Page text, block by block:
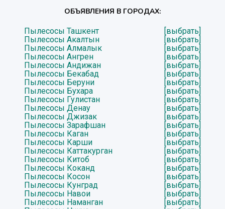
ОБЪЯВЛЕНИЯ В ГОРОДАХ:
Пылесосы Ташкент
[выбрать]
Пылесосы Акалтын
[выбрать]
Пылесосы Алмалык
[выбрать]
Пылесосы Ангрен
[выбрать]
Пылесосы Андижан
[выбрать]
Пылесосы Бекабад
[выбрать]
Пылесосы Беруни
[выбрать]
Пылесосы Бухара
[выбрать]
Пылесосы Гулистан
[выбрать]
Пылесосы Денау
[выбрать]
Пылесосы Джизак
[выбрать]
Пылесосы Зарафшан
[выбрать]
Пылесосы Каган
[выбрать]
Пылесосы Карши
[выбрать]
Пылесосы Каттакурган
[выбрать]
Пылесосы Китоб
[выбрать]
Пылесосы Коканд
[выбрать]
Пылесосы Косон
[выбрать]
Пылесосы Кунград
[выбрать]
Пылесосы Навои
[выбрать]
Пылесосы Наманган
[выбрать]